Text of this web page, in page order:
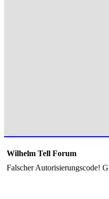
Wilhelm Tell Forum
Falscher Autorisierungscode!